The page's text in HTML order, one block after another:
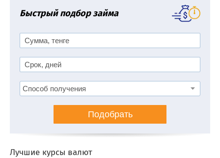
Быстрый подбор займа
Подобрать
Лучшие курсы валют